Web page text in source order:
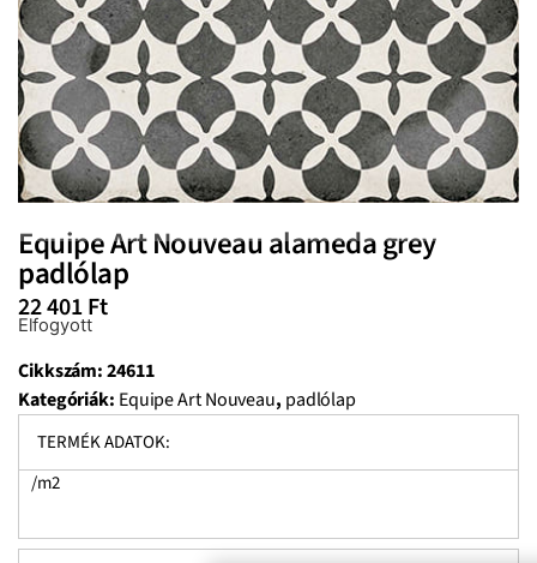
Equipe Art Nouveau alameda grey
padlólap
22 401Ft
Elfogyott
Cikkszám:24611
Kategóriák: Equipe Art Nouveau, padlólap
TERMÉK ADATOK:
/m2